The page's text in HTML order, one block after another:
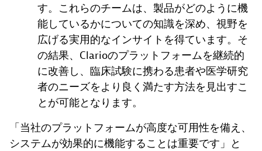
す。これらのチームは、製品がどのように機
能しているかについての知識を深め、視野を
広げる実用的なインサイトを得ています。そ
の結果、Clarioのプラットフォームを継続的
に改善し、臨床試験に携わる患者や医学研究
者のニーズをより良く満たす方法を見出すこ
とが可能となります。
「当社のプラットフォームが高度な可用性を備え、
システムが効果的に機能することは重要です」と